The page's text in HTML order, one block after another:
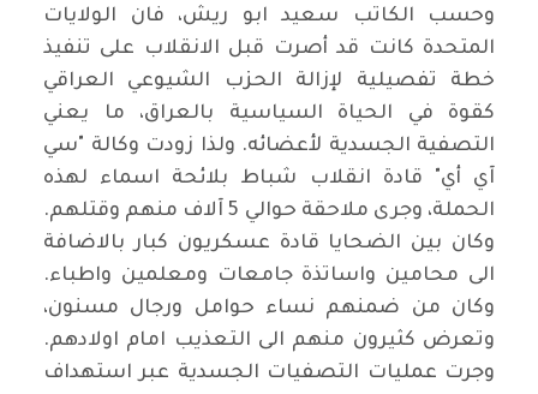
وحسب الكاتب سعيد ابو ريش، فان الولايات
المتحدة كانت قد أصرت قبل الانقلاب على تنفيذ
خطة تفصيلية لإزالة الحزب الشيوعي العراقي
كقوة في الحياة السياسية بالعراق، ما يعني
التصفية الجسدية لأعضائه. ولذا زودت وكالة "سي
آي أي" قادة انقلاب شباط بلائحة اسماء لهذه
الحملة، وجرى ملاحقة حوالي 5 آلاف منهم وقتلهم.
وكان بين الضحايا قادة عسكريون كبار بالاضافة
الى محامين واساتذة جامعات ومعلمين واطباء.
وكان من ضمنهم نساء حوامل ورجال مسنون،
وتعرض كثيرون منهم الى التعذيب امام اولادهم.
وجرت عمليات التصفيات الجسدية عبر استهداف